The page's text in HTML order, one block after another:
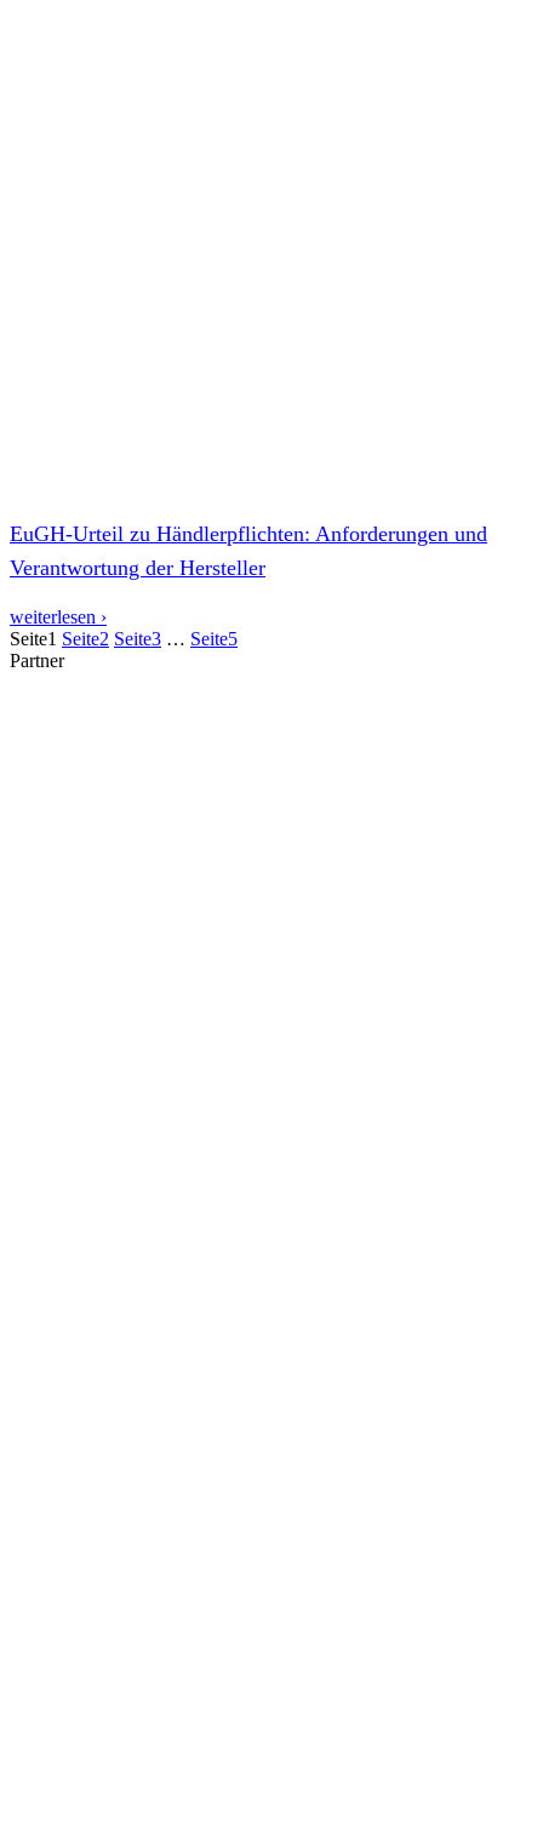
EuGH-Urteil zu Händlerpflichten: Anforderungen und
Verantwortung der Hersteller
weiterlesen ›
Seite1 Seite2 Seite3 … Seite5
Partner